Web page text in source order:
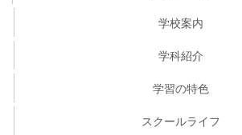
学校案内
学科紹介
学習の特色
スクールライフ